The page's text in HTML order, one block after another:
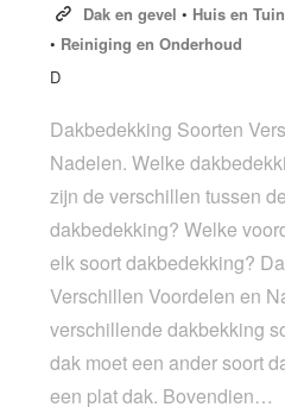
Dak en gevel • Huis en Tuin
• Reiniging en Onderhoud
D
Dakbedekking Soorten
Nadelen. Welke
zijn de verschillen tussen
dakbedekking? Welke
elk soort dakbedekking?
Verschillen Voordelen en
verschillende dakbekking
dak moet een ander soort
een plat dak. Bovendien…